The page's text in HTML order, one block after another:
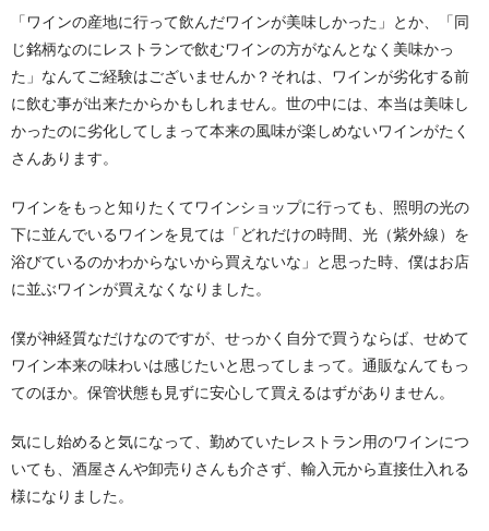
「ワインの産地に行って飲んだワインが美味しかった」とか、「同
じ銘柄なのにレストランで飲むワインの方がなんとなく美味かっ
た」なんてご経験はございませんか？それは、ワインが劣化する前
に飲む事が出来たからかもしれません。世の中には、本当は美味し
かったのに劣化してしまって本来の風味が楽しめないワインがたく
さんあります。
ワインをもっと知りたくてワインショップに行っても、照明の光の
下に並んでいるワインを見ては「どれだけの時間、光（紫外線）を
浴びているのかわからないから買えないな」と思った時、僕はお店
に並ぶワインが買えなくなりました。
僕が神経質なだけなのですが、せっかく自分で買うならば、せめて
ワイン本来の味わいは感じたいと思ってしまって。通販なんてもっ
てのほか。保管状態も見ずに安心して買えるはずがありません。
気にし始めると気になって、勤めていたレストラン用のワインにつ
いても、酒屋さんや卸売りさんも介さず、輸入元から直接仕入れる
様になりました。